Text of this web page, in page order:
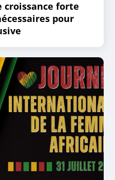
croissance forte
pour